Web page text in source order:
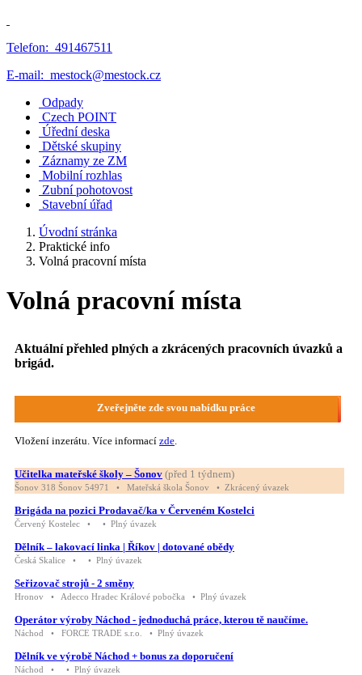
Telefon: 491467511
E-mail: mestock@mestock.cz
Odpady
Czech POINT
Úřední deska
Dětské skupiny
Záznamy ze ZM
Mobilní rozhlas
Zubní pohotovost
Stavební úřad
Úvodní stránka
Praktické info
Volná pracovní místa
Volná pracovní místa
Aktuální přehled plných a zkrácených pracovních úvazků a
brigád.
Zveřejněte zde svou nabídku práce
Vložení inzerátu. Více informací zde
Učitelka mateřské školy – Šonov (před 1 týdnem)
Šonov 318 Šonov 54971 • Mateřská škola Šonov • Zkrácený úvazek
Brigáda na pozici Prodavač/ka v Červeném Kostelci
Červený Kostelec • • Plný úvazek
Dělník – lakovací linka | Říkov | dotované obědy
Česká Skalice • • Plný úvazek
Seřizovač strojů - 2 směny
Hronov • Adecco Hradec Králové pobočka • Plný úvazek
Operátor výroby Náchod - jednoduchá práce, kterou tě naučíme.
Náchod • FORCE TRADE s.r.o. • Plný úvazek
Dělník ve výrobě Náchod + bonus za doporučení
Náchod • • Plný úvazek